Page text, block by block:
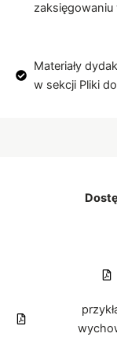
zaksięgowaniu
Materiały
w sekcji Pliki